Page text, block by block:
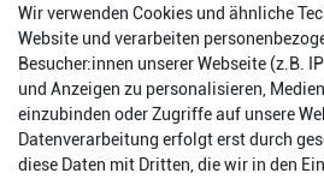
56457 Westerburg
Reinhold-Ferger-Straße 26
order@2die4-sports.com
0 26 63/ 9 68 69 37
Öffnungszeiten
Wir verwenden Cookies und ähnliche
Website und verarbeiten
Besucher:innen unserer Webseite (z.B.
und Anzeigen zu personalisieren,
einzubinden oder Zugriffe auf unsere
Datenverarbeitung erfolgt erst durch
diese Daten mit Dritten, die wir in den